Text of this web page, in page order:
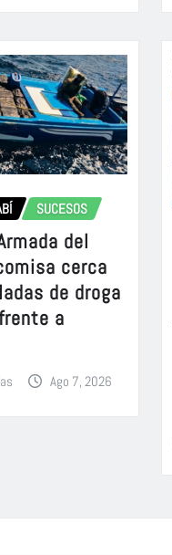
SUCESOS
del
cerca
de droga
a
Ago 7, 2026